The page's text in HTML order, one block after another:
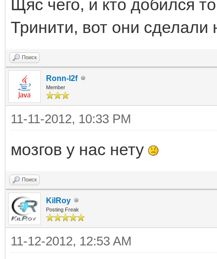
Щяс чего, и кто добился
Тринити, вот они сделали
Поиск
Ronn-l2f
Member
11-11-2012, 10:33 PM
мозгов у нас нету
Поиск
KilRoy
Posting Freak
11-12-2012, 12:53 AM